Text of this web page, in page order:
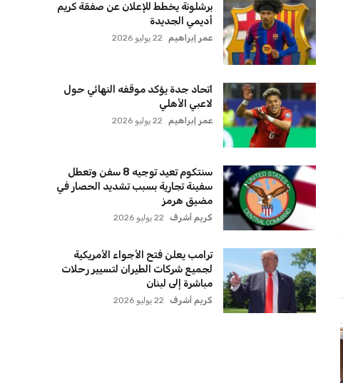
برشلونة يخطط للإعلان عن صفقة كريم
أديمي الجديدة
عمر إبراهيم 22 يوليو 2026
اتحاد جدة يؤكد موقفه النهائي حول
لاعبي الأهلي
عمر إبراهيم 22 يوليو 2026
سنتكوم تعيد توجيه 8 سفن وتعطل
سفينة تجارية بسبب تشديد الحصار في
مضيق هرمز
كريم أشرف 22 يوليو 2026
ترامب يعلن فتح الأجواء الأمريكية
لجميع شركات الطيران لتسيير رحلات
مباشرة إلى لبنان
كريم أشرف 22 يوليو 2026